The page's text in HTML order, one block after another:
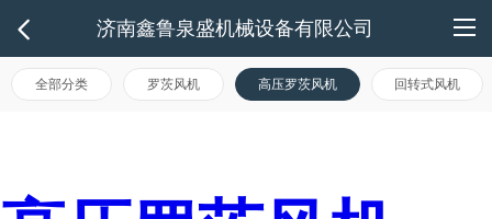
济南鑫鲁泉盛机械设备有限公司
全部分类 罗茨风机 高压罗茨风机 回转式风机